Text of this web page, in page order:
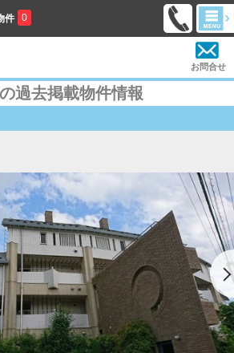
件 0
お問合せ
過去掲載物件情報